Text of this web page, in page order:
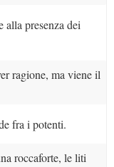
presenza dei
ragione, ma viene il
fra i potenti.
roccaforte, le liti